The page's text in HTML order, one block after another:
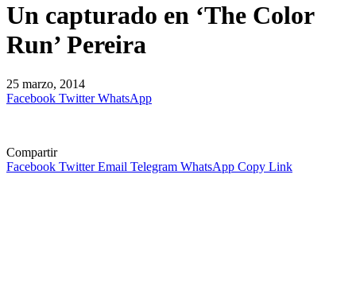
Un capturado en ‘The Color
Run’ Pereira
25 marzo, 2014
Facebook Twitter WhatsApp
Compartir
Facebook Twitter Email Telegram WhatsApp Copy Link